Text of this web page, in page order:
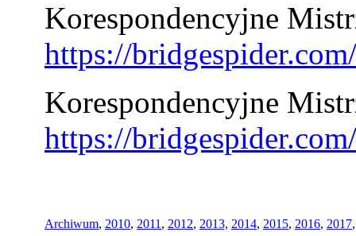
Korespondencyjne
https://
Korespondencyjne
https://
Archiwum, 2010, 2011 , 2012, 2013, 2014, 2015, 2016, 2017